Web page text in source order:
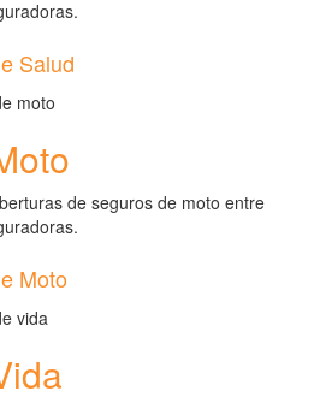
Salud
de seguros de moto entre
Moto